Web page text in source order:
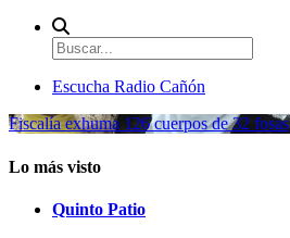
Escucha Radio Cañón
Fiscalía exhuma 126 cuerpos de 32 fosas
Lo más visto
Quinto Patio